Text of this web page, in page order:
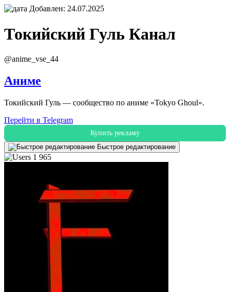
Добавлен: 24.07.2025
Токийский Гуль Канал
@anime_vse_44
Аниме
Токийский Гуль — сообщество по аниме «Tokyo Ghoul».
Перейти в Telegram
Купить рекламу
Быстрое редактирование
1 965